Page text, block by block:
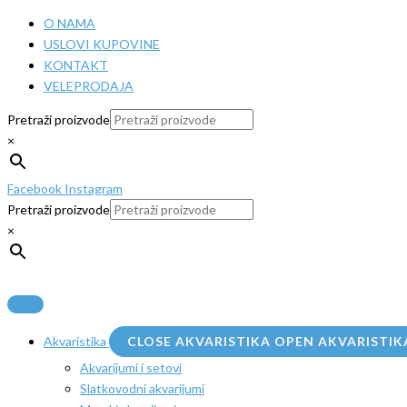
sadržaj
O NAMA
USLOVI KUPOVINE
KONTAKT
VELEPRODAJA
Pretraži proizvode
×
Facebook Instagram
Pretraži proizvode
×
Akvaristika CLOSE AKVARISTIKA OPEN
Akvarijumi i setovi
Slatkovodni akvarijumi